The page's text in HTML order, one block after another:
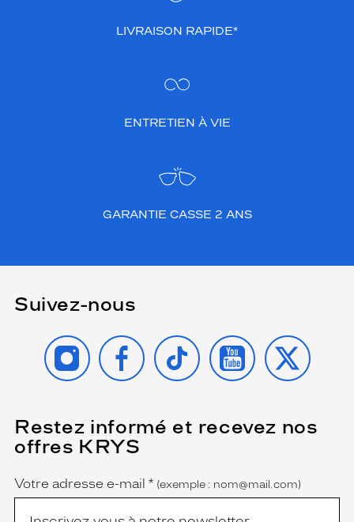
LIVRAISON RAPIDE*
ENTRETIEN À VIE
GARANTIE CASSE 2 ANS
Suivez-nous
INSTAGRAMFACEBOOK
TIKTOK YOUTUBE
X
Restez informé et recevez nos
offres KRYS
Name
Votre adresse e-mail *
(Ce
champ
est
(exemple : nom@mail.com)